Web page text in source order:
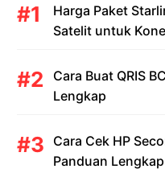
Harga Paket
Satelit untuk
Cara Buat QRIS
Lengkap
Cara Cek HP
Panduan